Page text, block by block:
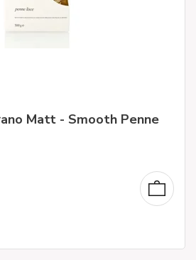
Matt - Smooth Penne